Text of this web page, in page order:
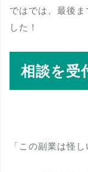
ではでは、最後
した！
相談を受
「この副業は怪し